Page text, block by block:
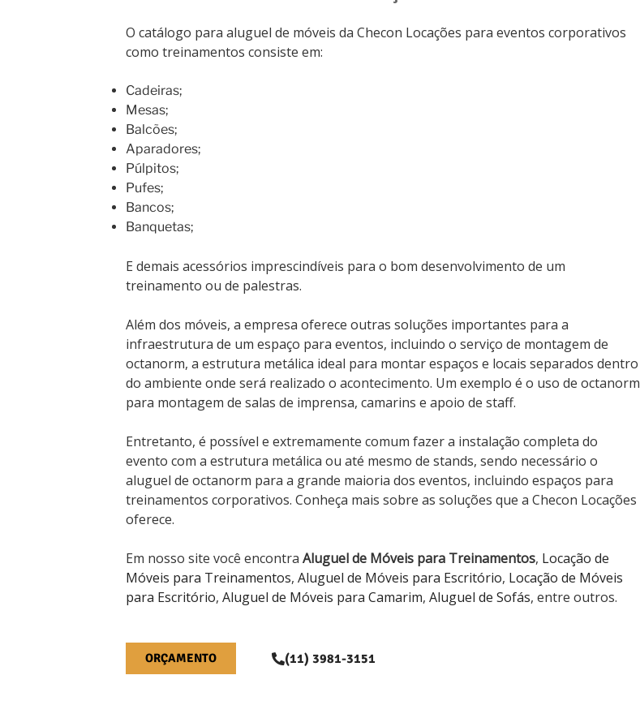
O catálogo para aluguel de móveis da Checon Locações para eventos corporativos
como treinamentos consiste em:
Cadeiras;
Mesas;
Balcões;
Aparadores;
Púlpitos;
Pufes;
Bancos;
Banquetas;
E demais acessórios imprescindíveis para o bom desenvolvimento de um
treinamento ou de palestras.
Além dos móveis, a empresa oferece outras soluções importantes para a
infraestrutura de um espaço para eventos, incluindo o serviço de montagem de
octanorm, a estrutura metálica ideal para montar espaços e locais separados dentro
do ambiente onde será realizado o acontecimento. Um exemplo é o uso de octanorm
para montagem de salas de imprensa, camarins e apoio de staff.
Entretanto, é possível e extremamente comum fazer a instalação completa do
evento com a estrutura metálica ou até mesmo de stands, sendo necessário o
aluguel de octanorm para a grande maioria dos eventos, incluindo espaços para
treinamentos corporativos. Conheça mais sobre as soluções que a Checon Locações
oferece.
Em nosso site você encontra Aluguel de Móveis para Treinamentos, Locação de
Móveis para Treinamentos, Aluguel de Móveis para Escritório, Locação de Móveis
para Escritório, Aluguel de Móveis para Camarim, Aluguel de Sofás, entre outros.
ORÇAMENTO (11) 3981-3151